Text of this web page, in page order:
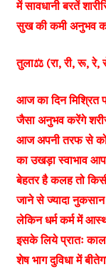
में सावधानी बरतें
सुख की कमी अनुभव
तुला⚖️ (रा, री, रू, रे,
आज का दिन मिश्रित
जैसा अनुभव करेंगे
आज अपनी तरफ से
का उखड़ा स्वाभाव
बेहतर है कलह तो
जाने से ज्यादा
लेकिन धर्म कर्म में
इसके लिये प्रातः
शेष भाग दुविधा में